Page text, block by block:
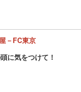
－FC東京
に気をつけて！